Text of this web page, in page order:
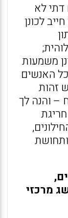
לא
לכונן
משמעות
האנשים
זהות
– והנה לך
מרכזי